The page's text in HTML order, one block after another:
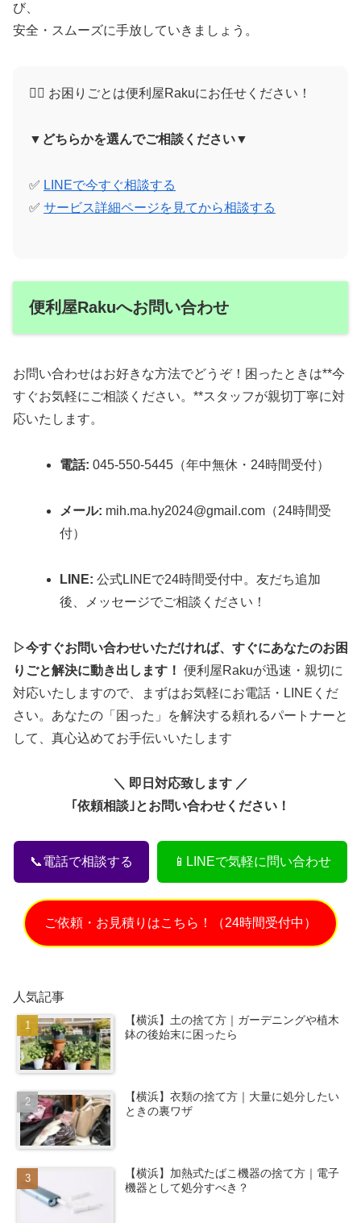
び、
安全・スムーズに手放していきましょう。
🙋‍♀️ お困りごとは便利屋Rakuにお任せください！
▼どちらかを選んでご相談ください▼
✅ LINEで今すぐ相談する
✅ サービス詳細ページを見てから相談する
便利屋Rakuへお問い合わせ
お問い合わせはお好きな方法でどうぞ！困ったときは**今
すぐお気軽にご相談ください。**スタッフが親切丁寧に対
応いたします。
電話: 045-550-5445（年中無休・24時間受付）
メール: mih.ma.hy2024@gmail.com（24時間受
付）
LINE: 公式LINEで24時間受付中。友だち追加
後、メッセージでご相談ください！
▷今すぐお問い合わせいただければ、すぐにあなたのお困
りごと解決に動き出します！ 便利屋Rakuが迅速・親切に
対応いたしますので、まずはお気軽にお電話・LINEくだ
さい。あなたの「困った」を解決する頼れるパートナーと
して、真心込めてお手伝いいたします
＼ 即日対応致します ／
｢依頼相談｣とお問い合わせください！
📞電話で相談する 📱LINEで気軽に問い合わせ
ご依頼・お見積りはこちら！（24時間受付中）
人気記事
【横浜】土の捨て方｜ガーデニングや植木
鉢の後始末に困ったら
【横浜】衣類の捨て方｜大量に処分したい
ときの裏ワザ
【横浜】加熱式たばこ機器の捨て方｜電子
機器として処分すべき？